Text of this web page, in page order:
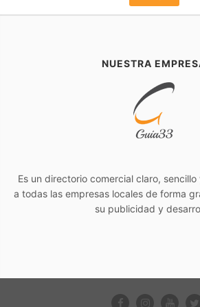
NUESTRA
Es un directorio comercial claro,
a todas las empresas locales de forma
su publicidad y